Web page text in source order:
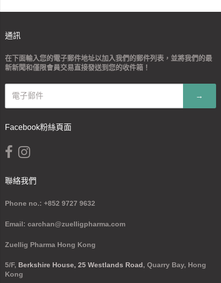
通訊
在下面輸入您的電子郵件地址以加入我們的郵件列表，並將我們的最
新新聞和僅限會員交易直接發送到您的收件箱！
→
Facebook粉絲頁面
聯絡我們
Phone no.: +852 9727 9632
Email: carchan@zuelligpharma.com
Zuellig Pharma Hong Kong
5/F, Berkshire House, 25 Westlands Road, Quarry Bay, Hong
Kong